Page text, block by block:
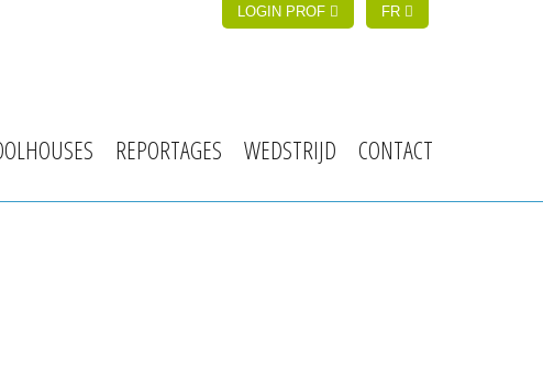
LOGIN PROF FR
REPORTAGES WEDSTRIJD CONTACT